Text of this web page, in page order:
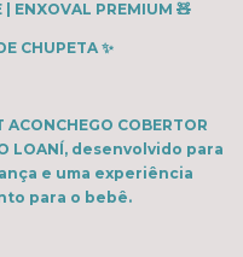
| ENXOVAL PREMIUM 🧸
CHUPETA ✨
COBERTOR
LOANÍ, desenvolvido para
e uma experiência
para o bebê.